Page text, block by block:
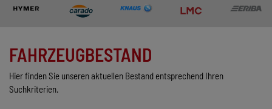
UNTERNEHMEN
FAHRZEUGBESTAND
Hier finden Sie unseren aktuellen Bestand entsprechend Ihren
Suchkriterien.